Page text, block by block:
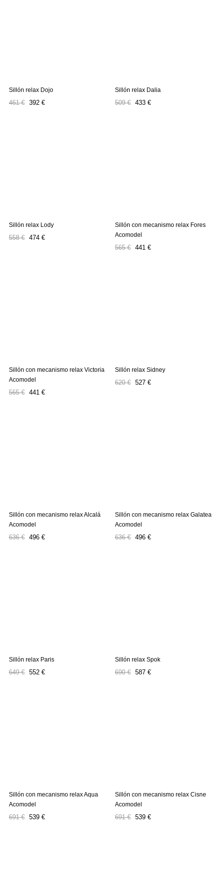
Sillón relax Dojo
Precio
461 € Precio
392 €
Sillón relax Dalia
Precio
509 € Precio
433 €
Sillón relax Lody
Precio
558 € Precio
474 €
Sillón con mecanismo relax Fores
Acomodel
Precio
565 € Precio
441 €
Sillón con mecanismo relax Victoria
Acomodel
Precio
565 € Precio
441 €
Sillón relax Sidney
Precio
620 € Precio
527 €
Sillón con mecanismo relax Alcalá
Acomodel
Precio
636 € Precio
496 €
Sillón con mecanismo relax Galatea
Acomodel
Precio
636 € Precio
496 €
Sillón relax Paris
Precio
649 € Precio
552 €
Sillón relax Spok
Precio
690 € Precio
587 €
Sillón con mecanismo relax Aqua
Acomodel
Precio
691 € Precio
539 €
Sillón con mecanismo relax Cisne
Acomodel
Precio
691 € Precio
539 €